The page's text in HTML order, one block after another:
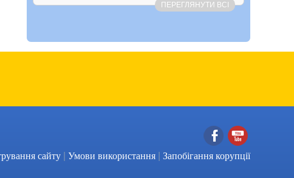
ПЕРЕГЛЯНУТИ ВСІ
Facebook
YouTube
сайту | Умови використання | Запобігання корупції